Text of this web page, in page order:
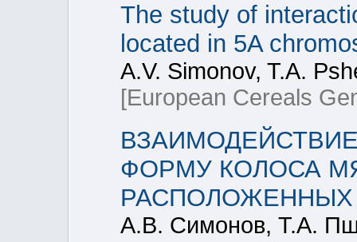
The study of
located in 5A
A.V. Simonov, T.A.
[European Cereals
ФОРМУ КОЛОСА
РАСПОЛОЖЕННЫХ
А.В. Симонов, Т.А.